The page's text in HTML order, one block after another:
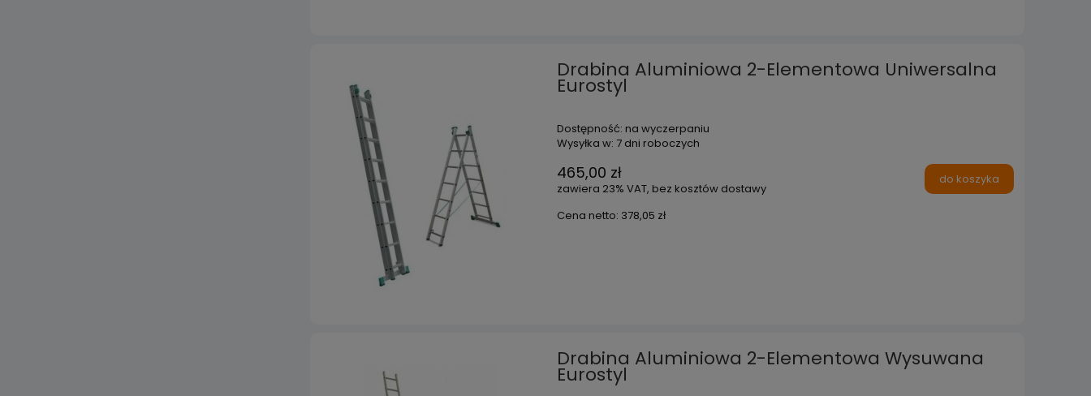
Drabina Aluminiowa 2-Elementowa Uniwersalna
Eurostyl
Dostępność: na wyczerpaniu
Wysyłka w: 7 dni roboczych
465,00 zł
zawiera 23% VAT, bez kosztów dostawy
Cena netto: 378,05 zł
do koszyka
Drabina Aluminiowa 2-Elementowa Wysuwana
Eurostyl